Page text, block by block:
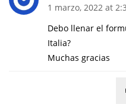
1 marzo, 2022 at
Debo llenar el
Italia?
Muchas gracias